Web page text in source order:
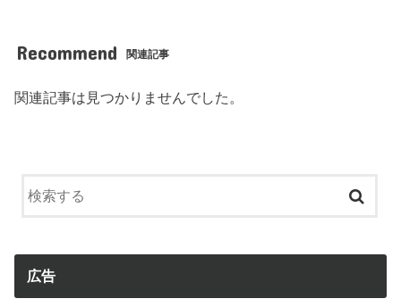
Recommend 関連記事
関連記事は見つかりませんでした。
広告